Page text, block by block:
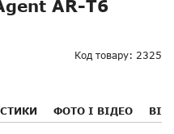
AR-T6
Код товару: 2325
ФОТО І ВІДЕО